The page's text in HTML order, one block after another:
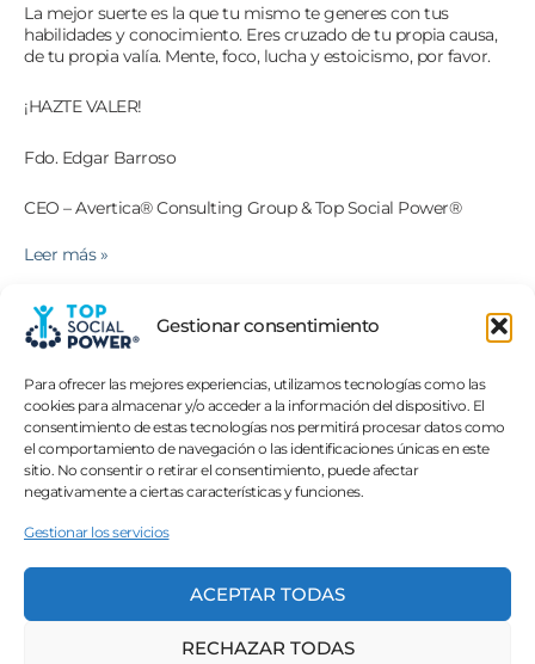
Gestionar consentimiento
Para ofrecer las mejores experiencias, utilizamos tecnologías como las
cookies para almacenar y/o acceder a la información del dispositivo. El
consentimiento de estas tecnologías nos permitirá procesar datos como
el comportamiento de navegación o las identificaciones únicas en este
sitio. No consentir o retirar el consentimiento, puede afectar
negativamente a ciertas características y funciones.
Gestionar los servicios
ACEPTAR TODAS
RECHAZAR TODAS
La mejor suerte es la que tu mismo te generes con tus
habilidades y conocimiento. Eres cruzado de tu propia causa,
de tu propia valía. Mente, foco, lucha y estoicismo, por favor.
¡HAZTE VALER!
Fdo. Edgar Barroso
CEO – Avertica® Consulting Group & Top Social Power®
Leer más »
¿A qué esperas? ¡Supérate YA!
MASTERCLASS GRATUITA : "LA
PERSUASIÓN"